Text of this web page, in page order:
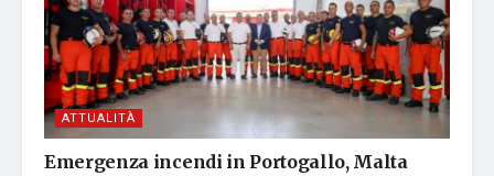
ATTUALITÀ
Emergenza incendi in Portogallo, Malta